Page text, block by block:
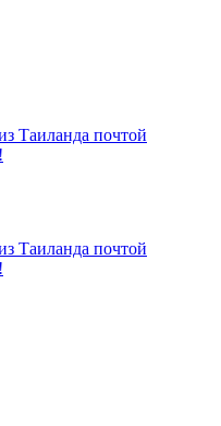
Таиланда почтой
Таиланда почтой